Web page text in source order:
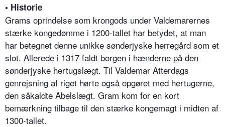
• Historie
Grams oprindelse som krongods under Valdemarernes
stærke kongedømme i 1200-tallet har betydet, at man
har betegnet denne unikke sønderjyske herregård som et
slot. Allerede i 1317 faldt borgen i hænderne på den
sønderjyske hertugslægt. Til Valdemar Atterdags
genrejsning af riget hørte også opgøret med hertugerne,
den såkaldte Abelslægt. Gram kom for en kort
bemærkning tilbage til den stærke kongemagt i midten af
1300-tallet.